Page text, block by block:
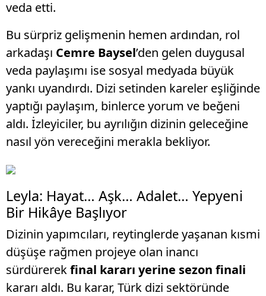
veda etti.
Bu sürpriz gelişmenin hemen ardından, rol
arkadaşı Cemre Baysel’den gelen duygusal
veda paylaşımı ise sosyal medyada büyük
yankı uyandırdı. Dizi setinden kareler eşliğinde
yaptığı paylaşım, binlerce yorum ve beğeni
aldı. İzleyiciler, bu ayrılığın dizinin geleceğine
nasıl yön vereceğini merakla bekliyor.
Leyla: Hayat… Aşk… Adalet… Yepyeni
Bir Hikâye Başlıyor
Dizinin yapımcıları, reytinglerde yaşanan kısmi
düşüşe rağmen projeye olan inancı
sürdürerekfinal kararı yerine sezon finali
kararı aldı. Bu karar, Türk dizi sektöründe